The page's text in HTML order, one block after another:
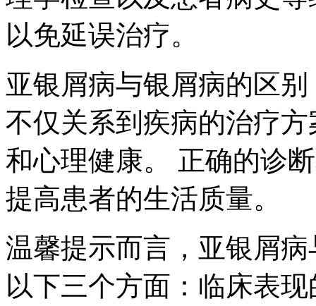
以免延误治疗。
亚银屑病与银屑病的区
不仅关系到疾病的治疗
和心理健康。 正确的诊
提高患者的生活质量。
温馨提示而言，亚银屑
以下三个方面：临床表